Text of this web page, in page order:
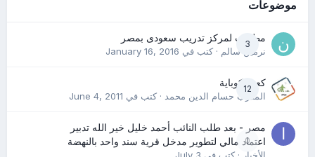
موضوعات
3
مطلوب لمركز تدريب سعودى بمصر
نرمين سالم· كتب في January 16, 2016
12
كعب كوباية
المدرب حسام الدين محمد· كتب في June 4, 2011
0
مصر - بعد طلب النائب أحمد خليل خير الله تدبير
اعتماد مالي لتطوير مدخل قرية سند واحد بالنهضة